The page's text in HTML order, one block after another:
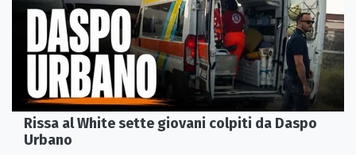
Rissa al White sette giovani colpiti da Daspo
Urbano